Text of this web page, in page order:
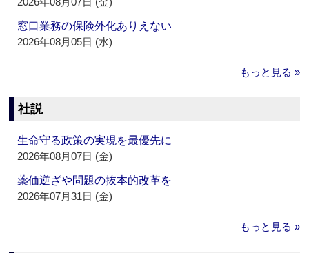
窓口業務の保険外化ありえない
2026年08月05日 (水)
もっと見る »
社説
生命守る政策の実現を最優先に
2026年08月07日 (金)
薬価逆ざや問題の抜本的改革を
2026年07月31日 (金)
もっと見る »